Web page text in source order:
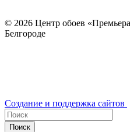
© 2026 Центр обоев
Белгороде
Создание и поддержка сайтов
Поиск